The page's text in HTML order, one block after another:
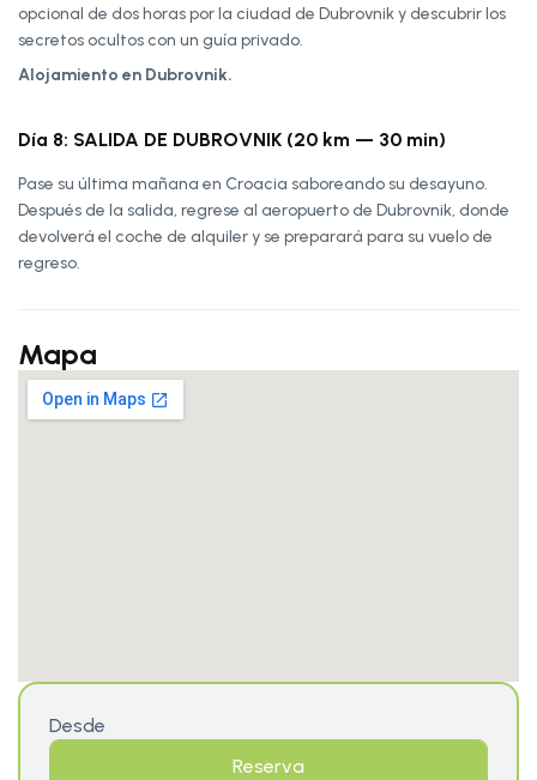
opcional de dos horas por la ciudad de Dubrovnik y descubrir los
secretos ocultos con un guía privado.
Alojamiento en Dubrovnik.
Día 8: SALIDA DE DUBROVNIK (20 km — 30 min)
Pase su última mañana en Croacia saboreando su desayuno.
Después de la salida, regrese al aeropuerto de Dubrovnik, donde
devolverá el coche de alquiler y se preparará para su vuelo de
regreso.
Mapa
Desde
Reserva